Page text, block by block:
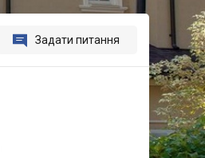
 Задати питання